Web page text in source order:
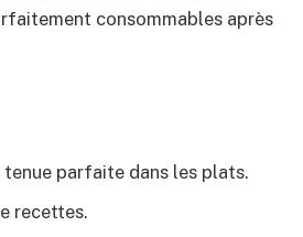
consommables après
parfaite dans les plats.
recettes.